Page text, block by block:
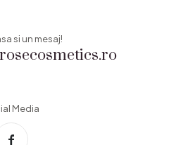
si un mesaj!
Media